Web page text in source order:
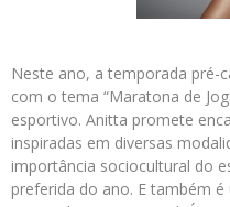
Neste ano, a temporada pré-
com o tema “Maratona de
esportivo. Anitta promete
inspiradas em diversas
importância sociocultural do
preferida do ano. E também